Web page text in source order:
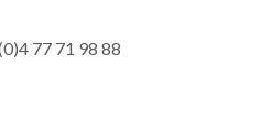
77 71 98 88